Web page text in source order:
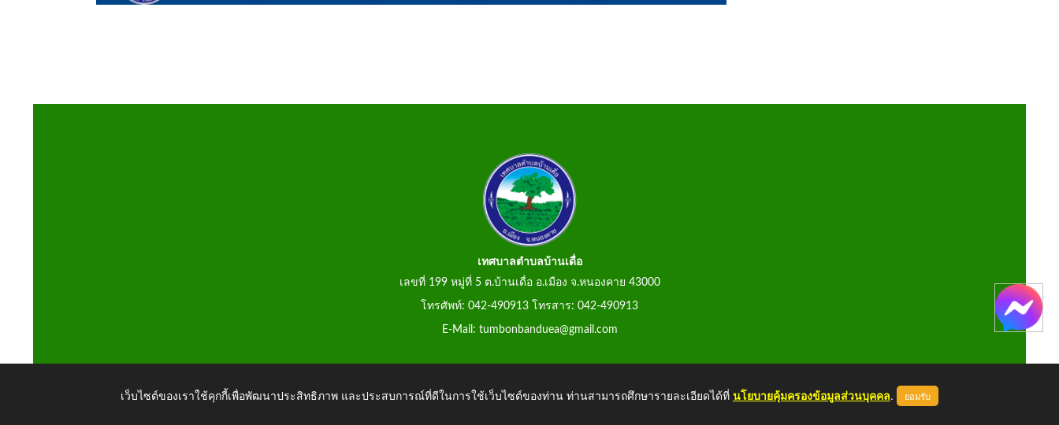
เทศบาลตำบลบ้านเดื่อ
เลขที่ 199 หมู่ที่ 5 ต.บ้านเดื่อ อ.เมือง จ.หนองคาย 43000
โทรศัพท์: 042-490913 โทรสาร: 042-490913
E-Mail: tumbonbanduea@gmail.com
Copyright © 2026 All Right Resive http://www.tumbonbanduea.go.th หน้าแรก ผู้ดูแลระบบ
เว็บไซต์ของเราใช้คุกกี้เพื่อพัฒนาประสิทธิภาพ และประสบการณ์ที่ดีในการใช้เว็บไซต์ของท่าน ท่านสามารถศึกษารายละเอียดได้ที่ นโยบายคุ้มครองข้อมูลส่วนบุคคล. ยอมรับ